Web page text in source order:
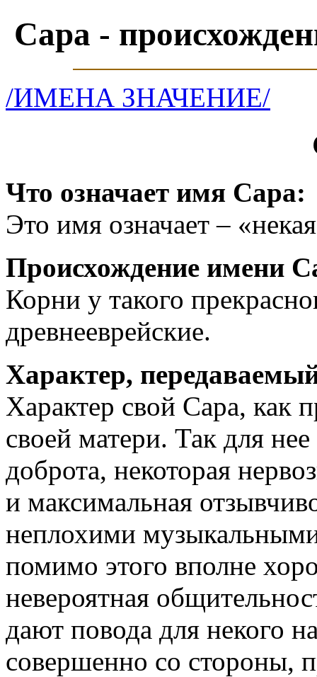
Сара -
/ИМЕНА ЗНАЧЕНИЕ/
Что означает имя Сара:
Это имя означает –
Происхождение имени
Корни у такого
древнееврейские.
Характер,
Характер свой Сара, как
своей матери. Так для
доброта, некоторая
и максимальная
неплохими
помимо этого вполне
невероятная
дают повода для некого
совершенно со стороны,